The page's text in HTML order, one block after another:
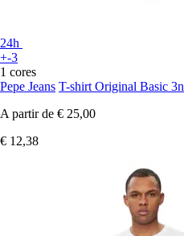
24h
+-3
1 cores
Pepe Jeans T-shirt Original Basic 3n
A partir de € 25,00
€ 12,38